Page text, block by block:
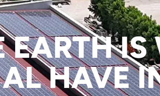
EARTH IS
HAVE